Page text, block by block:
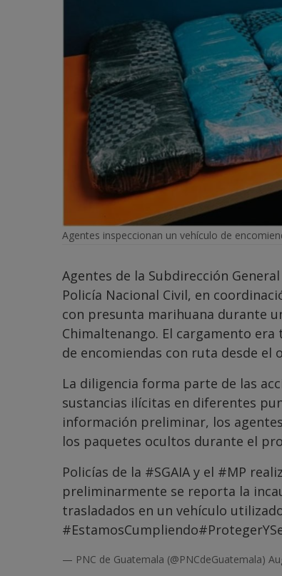
Agentes inspeccionan un vehículo de
Agentes de la Subdirección
Policía Nacional Civil, en
con presunta marihuana durante
Chimaltenango. El cargamento
de encomiendas con ruta desde el
La diligencia forma parte de las
sustancias ilícitas en diferentes
información preliminar, los
los paquetes ocultos durante el
Policías de la #SGAIA y el #MP
preliminarmente se reporta la
trasladados en un vehículo
#EstamosCumpliendo
— PNC de Guatemala (@PNCdeGuatemala)